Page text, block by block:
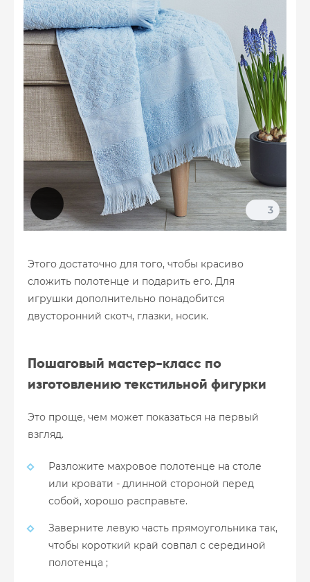
3
Этого достаточно для того, чтобы красиво
сложить полотенце и подарить его. Для
игрушки дополнительно понадобится
двусторонний скотч, глазки, носик.
Пошаговый мастер-класс по
изготовлению текстильной фигурки
Это проще, чем может показаться на первый
взгляд.
Разложите махровое полотенце на столе
или кровати - длинной стороной перед
собой, хорошо расправьте.
Заверните левую часть прямоугольника так,
чтобы короткий край совпал с серединой
полотенца ;